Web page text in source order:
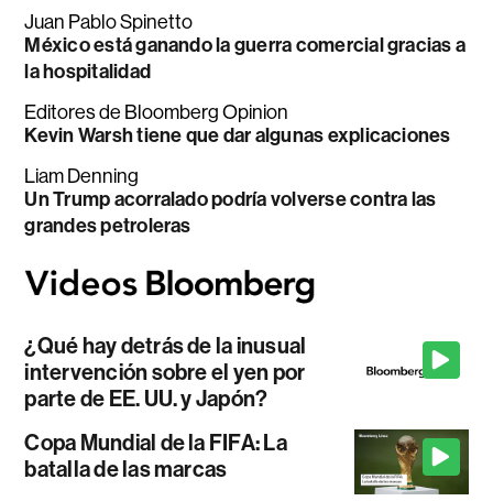
Juan Pablo Spinetto
México está ganando la guerra comercial gracias a
la hospitalidad
Editores de Bloomberg Opinion
Kevin Warsh tiene que dar algunas explicaciones
Liam Denning
Un Trump acorralado podría volverse contra las
grandes petroleras
¿Qué hay detrás de la inusual
intervención sobre el yen por
parte de EE. UU. y Japón?
Copa Mundial de la FIFA: La
batalla de las marcas